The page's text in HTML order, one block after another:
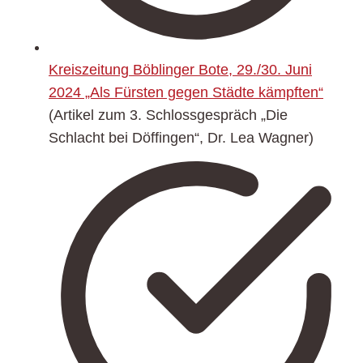
Kreiszeitung Böblinger Bote, 29./30. Juni
2024 „Als Fürsten gegen Städte kämpften“
(Artikel zum 3. Schlossgespräch „Die
Schlacht bei Döffingen“, Dr. Lea Wagner)